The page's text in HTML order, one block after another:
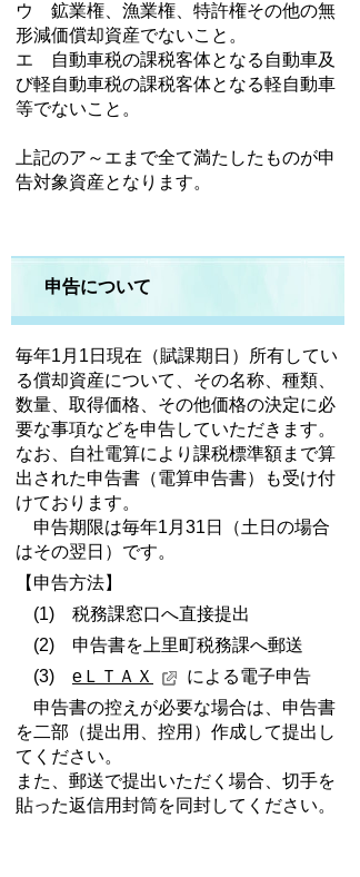
ウ 鉱業権、漁業権、特許権その他の無
形減価償却資産でないこと。
エ 自動車税の課税客体となる自動車及
び軽自動車税の課税客体となる軽自動車
等でないこと。
上記のア～エまで全て満たしたものが申
告対象資産となります。
申告について
毎年1月1日現在（賦課期日）所有してい
る償却資産について、その名称、種類、
数量、取得価格、その他価格の決定に必
要な事項などを申告していただきます。
なお、自社電算により課税標準額まで算
出された申告書（電算申告書）も受け付
けております。
申告期限は毎年1月31日（土日の場合
はその翌日）です。
【申告方法】
(1) 税務課窓口へ直接提出
(2) 申告書を上里町税務課へ郵送
(3) eＬＴＡＸ
による電子申告
申告書の控えが必要な場合は、申告書
を二部（提出用、控用）作成して提出し
てください。
また、郵送で提出いただく場合、切手を
貼った返信用封筒を同封してください。